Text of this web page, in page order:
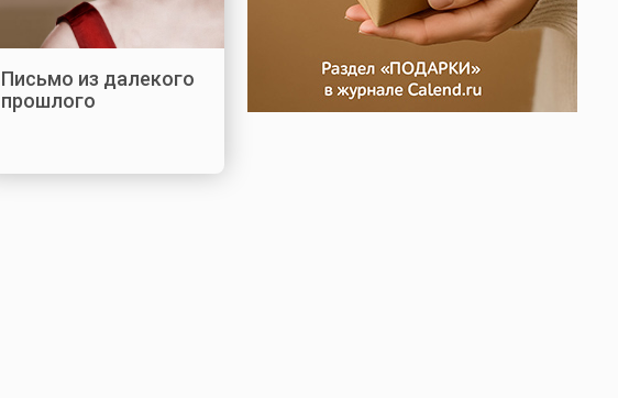
Письмо из далекого
прошлого